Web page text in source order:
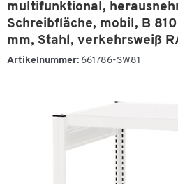
multifunktional,
Schreibfläche, mobil, B
mm, Stahl, verkehrsweiß
Artikelnummer: 661786-SW81